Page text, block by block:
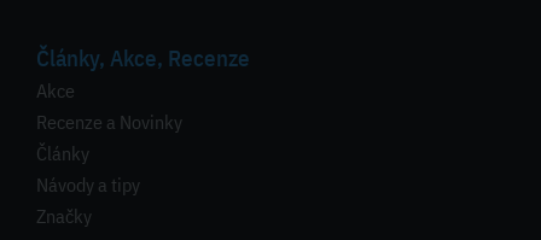
Články, Akce, Recenze
Akce
Recenze a Novinky
Články
Návody a tipy
Značky